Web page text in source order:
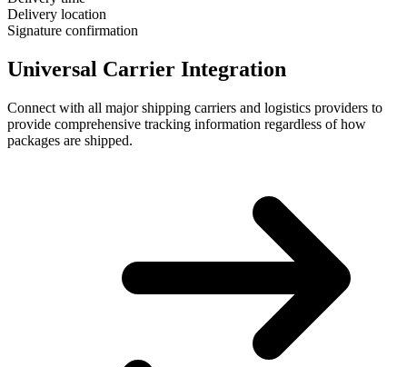
Delivery location
Signature confirmation
Universal Carrier Integration
Connect with all major shipping carriers and logistics providers to
provide comprehensive tracking information regardless of how
packages are shipped.